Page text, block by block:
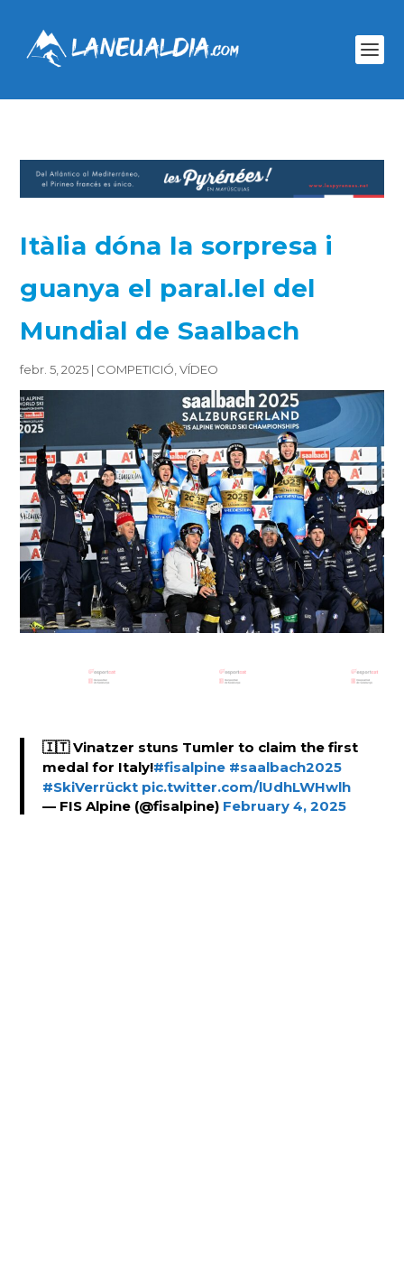
Itàlia dóna la sorpresa i
guanya el paral.lel del
Mundial de Saalbach
febr. 5, 2025 | COMPETICIÓ ,VÍDEO
🇮🇹 Vinatzer stuns Tumler to claim the first
medal for Italy!#fisalpine #saalbach2025
#SkiVerrückt pic.twitter.com/lUdhLWHwlh
— FIS Alpine (@fisalpine) February 4, 2025